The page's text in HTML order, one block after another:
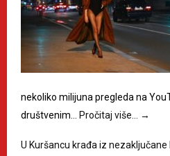
nekoliko milijuna pregleda na
društvenim… Pročitaj više… →
U Kuršancu krađa iz nezaključane